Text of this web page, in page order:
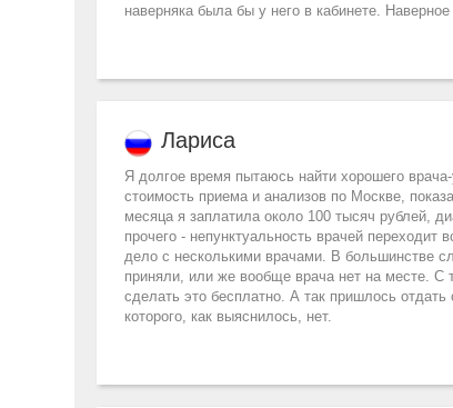
наверняка была бы у него в кабинете.
Лариса
Я долгое время пытаюсь найти хорошего
стоимость приема и анализов по Москве,
месяца я заплатила около 100 тысяч рублей,
прочего - непунктуальность врачей
дело с несколькими врачами. В большинстве
приняли, или же вообще врача нет на месте. С
сделать это бесплатно. А так пришлось
которого, как выяснилось, нет.